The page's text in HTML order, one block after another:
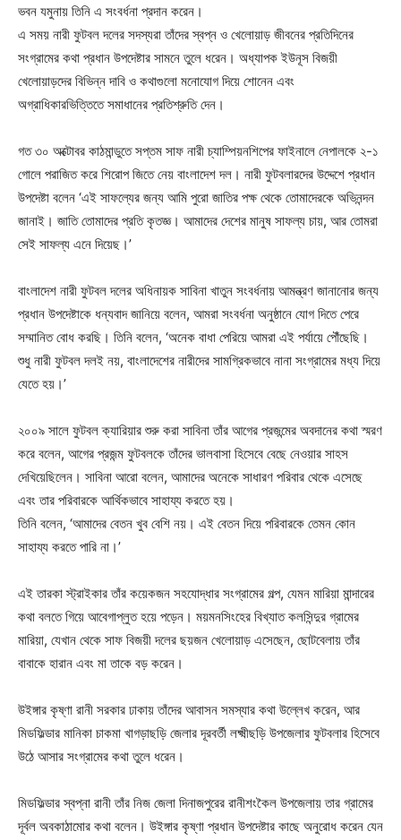
ভবন যমুনায় তিনি এ সংবর্ধনা প্রদান করেন।
এ সময় নারী ফুটবল দলের সদস্যরা তাঁদের স্বপ্ন ও খেলোয়াড় জীবনের প্রতিদিনের
সংগ্রামের কথা প্রধান উপদেষ্টার সামনে তুলে ধরেন। অধ্যাপক ইউনূস বিজয়ী
খেলোয়াড়দের বিভিন্ন দাবি ও কথাগুলো মনোযোগ দিয়ে শোনেন এবং
অগ্রাধিকারভিত্তিতে সমাধানের প্রতিশ্রুতি দেন।
গত ৩০ অক্টোবর কাঠমান্ডুতে সপ্তম সাফ নারী চ্যাম্পিয়নশিপের ফাইনালে নেপালকে ২-১
গোলে পরাজিত করে শিরোপ জিতে নেয় বাংলাদেশ দল। নারী ফুটবলারদের উদ্দেশে প্রধান
উপদেষ্টা বলেন ‘এই সাফল্যের জন্য আমি পুরো জাতির পক্ষ থেকে তোমাদেরকে অভিনন্দন
জানাই। জাতি তোমাদের প্রতি কৃতজ্ঞ। আমাদের দেশের মানুষ সাফল্য চায়, আর তোমরা
সেই সাফল্য এনে দিয়েছ।’
বাংলাদেশ নারী ফুটবল দলের অধিনায়ক সাবিনা খাতুন সংবর্ধনায় আমন্ত্রণ জানানোর জন্য
প্রধান উপদেষ্টাকে ধন্যবাদ জানিয়ে বলেন, আমরা সংবর্ধনা অনুষ্ঠানে যোগ দিতে পেরে
সম্মানিত বোধ করছি। তিনি বলেন, ‘অনেক বাধা পেরিয়ে আমরা এই পর্যায়ে পৌঁছেছি।
শুধু নারী ফুটবল দলই নয়, বাংলাদেশের নারীদের সামগ্রিকভাবে নানা সংগ্রামের মধ্য দিয়ে
যেতে হয়।’
২০০৯ সালে ফুটবল ক্যারিয়ার শুরু করা সাবিনা তাঁর আগের প্রজন্মের অবদানের কথা স্মরণ
করে বলেন, আগের প্রজন্ম ফুটবলকে তাঁদের ভালবাসা হিসেবে বেছে নেওয়ার সাহস
দেখিয়েছিলেন। সাবিনা আরো বলেন, আমাদের অনেকে সাধারণ পরিবার থেকে এসেছে
এবং তার পরিবারকে আর্থিকভাবে সাহায্য করতে হয়।
তিনি বলেন, ‘আমাদের বেতন খুব বেশি নয়। এই বেতন দিয়ে পরিবারকে তেমন কোন
সাহায্য করতে পারি না।’
এই তারকা স্ট্রাইকার তাঁর কয়েকজন সহযোদ্ধার সংগ্রামের গল্প, যেমন মারিয়া মান্দারের
কথা বলতে গিয়ে আবেগাপ্লুত হয়ে পড়েন। ময়মনসিংহের বিখ্যাত কলসিন্দুর গ্রামের
মারিয়া, যেখান থেকে সাফ বিজয়ী দলের ছয়জন খেলোয়াড় এসেছেন, ছোটবেলায় তাঁর
বাবাকে হারান এবং মা তাকে বড় করেন।
উইঙ্গার কৃষ্ণা রানী সরকার ঢাকায় তাঁদের আবাসন সমস্যার কথা উল্লেখ করেন, আর
মিডফিল্ডার মানিকা চাকমা খাগড়াছড়ি জেলার দূরবর্তী লক্ষ্মীছড়ি উপজেলার ফুটবলার হিসেবে
উঠে আসার সংগ্রামের কথা তুলে ধরেন।
মিডফিল্ডার স্বপ্না রানী তাঁর নিজ জেলা দিনাজপুরের রানীশংকৈল উপজেলায় তার গ্রামের
দূর্বল অবকাঠামোর কথা বলেন। উইঙ্গার কৃষ্ণা প্রধান উপদেষ্টার কাছে অনুরোধ করেন যেন